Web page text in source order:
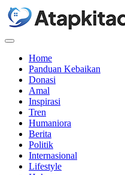
Menu
Home
Panduan Kebaikan
Donasi
Amal
Inspirasi
Tren
Humaniora
Berita
Politik
Internasional
Lifestyle